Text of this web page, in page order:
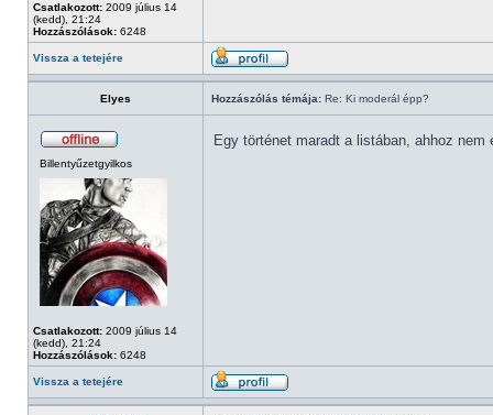
Csatlakozott: 2009 július 14
(kedd), 21:24
Hozzászólások: 6248
Vissza a tetejére
Elyes Hozzászólás témája: Re: Ki moderál épp?
Billentyűzetgyilkos
Csatlakozott: 2009 július 14
(kedd), 21:24
Hozzászólások: 6248
Egy történet maradt a listában, ahhoz nem
Vissza a tetejére